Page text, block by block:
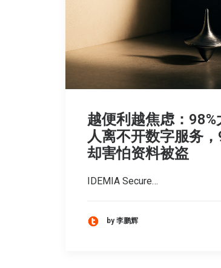
越便利越焦虑：98%
人离不开数字服务，
却害怕资料被盗
IDEMIA Secure…
by 李鹏辉